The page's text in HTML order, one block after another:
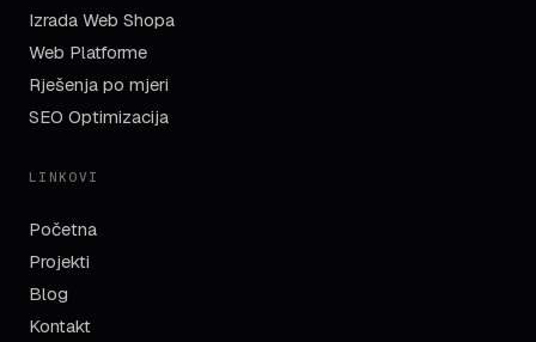
Izrada Web Shopa
Web Platforme
Rješenja po mjeri
SEO Optimizacija
LINKOVI
Početna
Projekti
Blog
Kontakt